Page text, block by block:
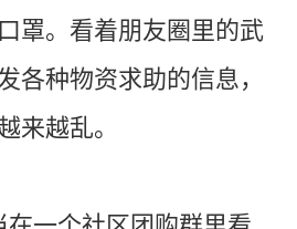
罩。看着朋友圈里的武
各种物资求助的信息，
来越乱。